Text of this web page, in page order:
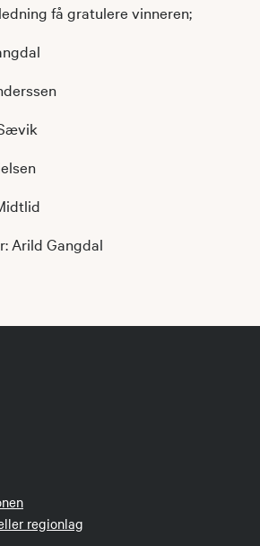
få gratulere vinneren;
Arild Gangdal
regionlag